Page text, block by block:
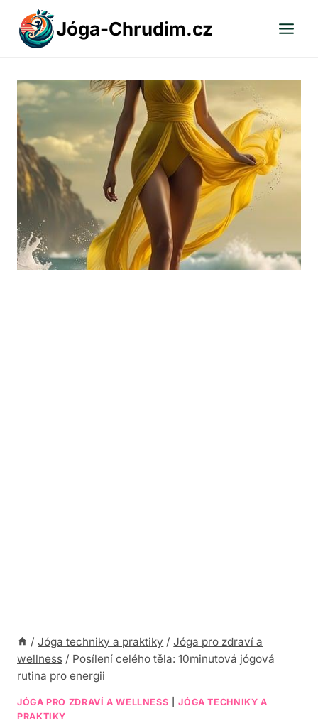
Přeskočit
obsah
Jóga-Chrudim.cz
/ Jóga techniky a praktiky / Jóga pro zdraví a
wellness / Posílení celého těla: 10minutová jógová
rutina pro energii
JÓGA PRO ZDRAVÍ A WELLNESS |JÓGA TECHNIKY A
PRAKTIKY